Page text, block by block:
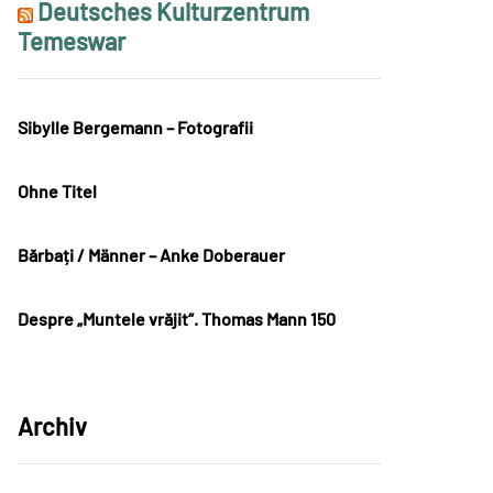
Deutsches Kulturzentrum
Temeswar
Sibylle Bergemann – Fotografii
Ohne Titel
Bărbați / Männer – Anke Doberauer
Despre „Muntele vrăjit“. Thomas Mann 150
Archiv